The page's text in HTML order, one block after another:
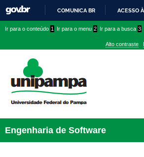
PARA
CONTEÚDO
COMUNICA BR ACESSO
conteúdo
menu
superior
menu
Ir para o conteúdo 1 Ir para o menu 2 Ir para a busca 3
Alto contraste
Engenharia de Software